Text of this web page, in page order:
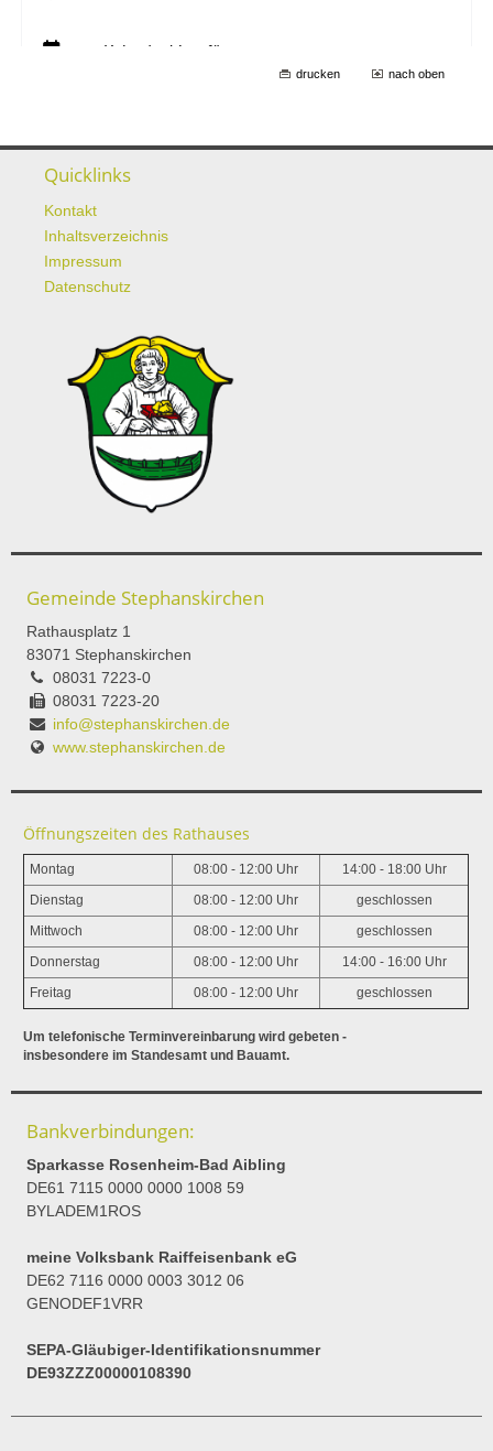
drucken nach oben
Quicklinks
Kontakt
Inhaltsverzeichnis
Impressum
Datenschutz
Gemeinde Stephanskirchen
Rathausplatz 1
83071 Stephanskirchen
08031 7223-0
08031 7223-20
info@stephanskirchen.de
www.stephanskirchen.de
Öffnungszeiten des Rathauses
Montag 08:00 - 12:00 Uhr 14:00 - 18:00 Uhr
Dienstag 08:00 - 12:00 Uhr geschlossen
Mittwoch 08:00 - 12:00 Uhr geschlossen
Donnerstag 08:00 - 12:00 Uhr 14:00 - 16:00 Uhr
Freitag 08:00 - 12:00 Uhr geschlossen
Um telefonische Terminvereinbarung wird gebeten -
insbesondere im Standesamt und Bauamt.
Bankverbindungen:
Sparkasse Rosenheim-Bad Aibling
DE61 7115 0000 0000 1008 59
BYLADEM1ROS
meine Volksbank Raiffeisenbank eG
DE62 7116 0000 0003 3012 06
GENODEF1VRR
SEPA-Gläubiger-Identifikationsnummer
DE93ZZZ00000108390